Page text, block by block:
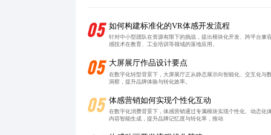
05 如何构建标准化的VR体感开发流程
针对中小型团队在资源有限下的挑战，提出模块化开发、跨平台
感技术在教育、工业培训等领域的落地应用。
05 大屏展厅作品设计要点
在数字化转型背景下，大屏展厅正从静态展示向智能化、交互化
洞察，提升品牌体验与转化效率。
05 体感营销如何实现个性化互动
在数字化消费背景下，体感营销通过专属模块实现个性化、动态
内容智能生成，提升品牌记忆度与转化率，推动